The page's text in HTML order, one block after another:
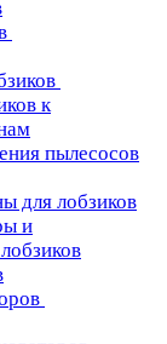
к
пылесосов
для лобзиков
и